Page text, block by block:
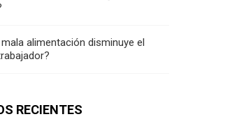
alimentación disminuye el
RECIENTES